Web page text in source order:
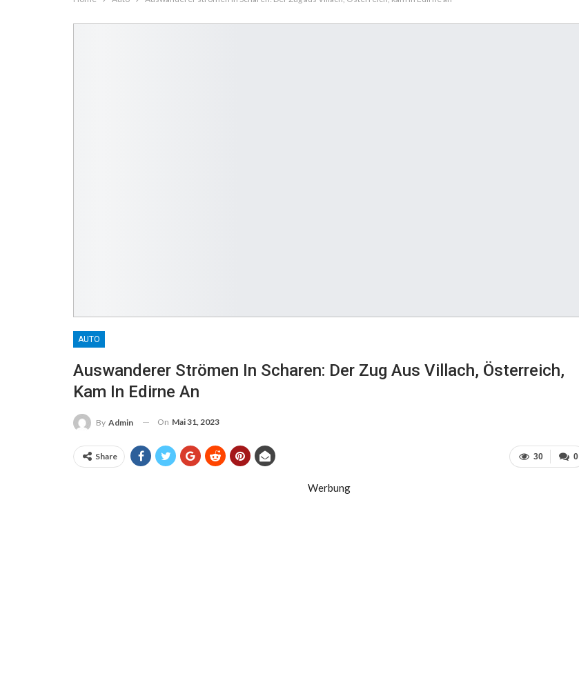
AUTO
Auswanderer Strömen In Scharen: Der Zug Aus Villach, Österreich,
Kam In Edirne An
By Admin On Mai 31, 2023
0
30
Share
Werbung